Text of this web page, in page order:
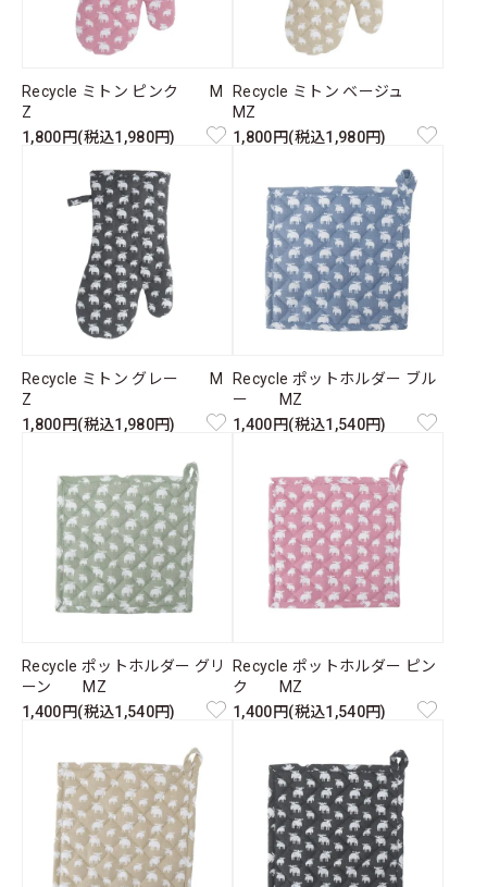
Recycle ミトン ピンク M
Z
1,800円(税込1,980円)
Recycle ミトン ベージュ
MZ
1,800円(税込1,980円)
Recycle ミトン グレー M
Z
1,800円(税込1,980円)
Recycle ポットホルダー ブル
ー MZ
1,400円(税込1,540円)
Recycle ポットホルダー グリ
ーン MZ
1,400円(税込1,540円)
Recycle ポットホルダー ピン
ク MZ
1,400円(税込1,540円)